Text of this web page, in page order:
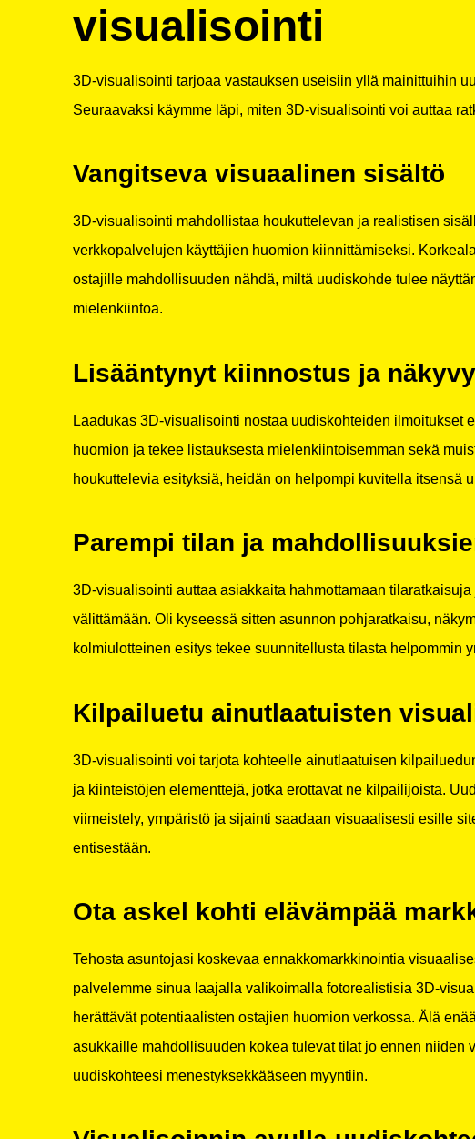
visualisointi
3D-visualisointi tarjoaa vastauksen useisiin yllä mainittuihin
Seuraavaksi käymme läpi, miten 3D-visualisointi voi auttaa
Vangitseva visuaalinen sisältö
3D-visualisointi mahdollistaa houkuttelevan ja realistisen
verkkopalvelujen käyttäjien huomion kiinnittämiseksi.
ostajille mahdollisuuden nähdä, miltä uudiskohde tulee
mielenkiintoa.
Lisääntynyt kiinnostus ja
Laadukas 3D-visualisointi nostaa uudiskohteiden ilmoitukset
huomion ja tekee listauksesta mielenkiintoisemman sekä
houkuttelevia esityksiä, heidän on helpompi kuvitella itsensä
Parempi tilan ja
3D-visualisointi auttaa asiakkaita hahmottamaan
välittämään. Oli kyseessä sitten asunnon pohjaratkaisu,
kolmiulotteinen esitys tekee suunnitellusta tilasta helpommin
Kilpailuetu ainutlaatuisten
3D-visualisointi voi tarjota kohteelle ainutlaatuisen
ja kiinteistöjen elementtejä, jotka erottavat ne kilpailijoista.
viimeistely, ympäristö ja sijainti saadaan visuaalisesti esille
entisestään.
Ota askel kohti elävämpää
Tehosta asuntojasi koskevaa ennakkomarkkinointia
palvelemme sinua laajalla valikoimalla fotorealistisia 3D-
herättävät potentiaalisten ostajien huomion verkossa. Älä
asukkaille mahdollisuuden kokea tulevat tilat jo ennen niiden
uudiskohteesi menestyksekkääseen myyntiin.